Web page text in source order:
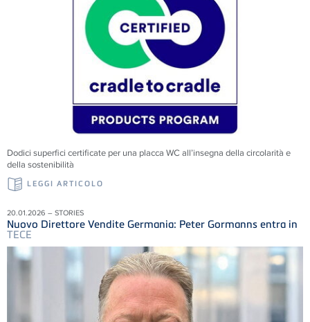
Dodici superfici certificate per una placca WC all’insegna della circolarità e
della sostenibilità
LEGGI ARTICOLO
20.01.2026 – STORIES
Nuovo Direttore Vendite Germania: Peter Gormanns entra in
TECE